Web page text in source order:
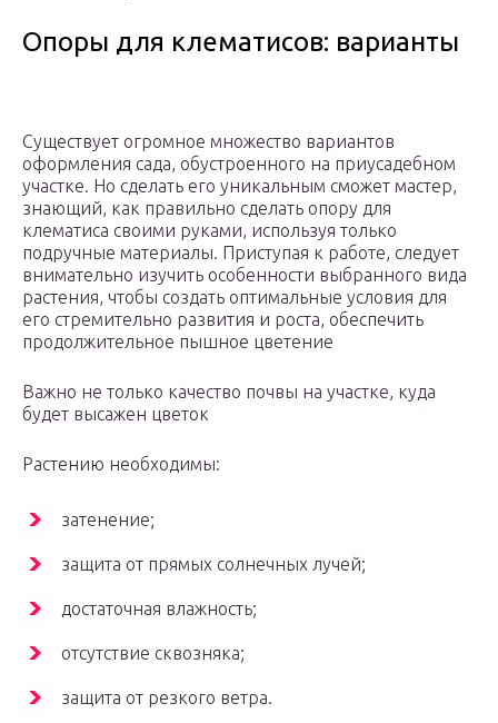
Опоры для клематисов: варианты
Существует огромное множество вариантов
оформления сада, обустроенного на приусадебном
участке. Но сделать его уникальным сможет мастер,
знающий, как правильно сделать опору для
клематиса своими руками, используя только
подручные материалы. Приступая к работе, следует
внимательно изучить особенности выбранного вида
растения, чтобы создать оптимальные условия для
его стремительно развития и роста, обеспечить
продолжительное пышное цветение
Важно не только качество почвы на участке, куда
будет высажен цветок
Растению необходимы:
затенение;
защита от прямых солнечных лучей;
достаточная влажность;
отсутствие сквозняка;
защита от резкого ветра.